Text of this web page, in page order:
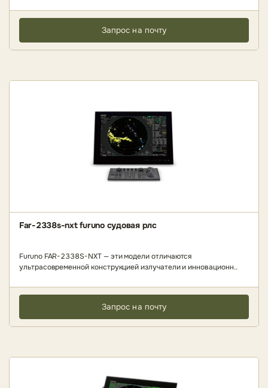
Запрос на почту
Far-2338s-nxt furuno судовая рлс
Furuno FAR-2338S-NXT — эти модели отличаются
ультрасовременной конструкцией излучатели и инновационн..
Запрос на почту